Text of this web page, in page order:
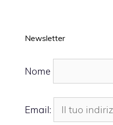
Newsletter
Nome
Email: